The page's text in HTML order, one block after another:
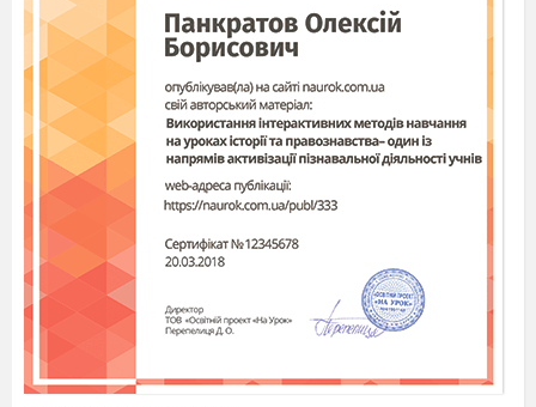
V. Домашнє завдання(СЛАЙД 9)
1. Опрацювати §1 С.9-14
2. Вивчити терміни та поняття